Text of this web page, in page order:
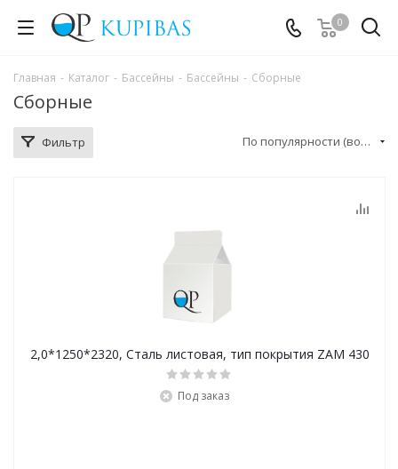
0
Главная - Каталог - Бассейны - Бассейны - Сборные
Сборные
Фильтр По популярности (возрастание)
2,0*1250*2320, Сталь листовая, тип покрытия ZAM 430
Под заказ